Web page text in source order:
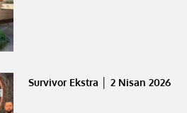
Survivor Ekstra │ 2 Nisan 2026